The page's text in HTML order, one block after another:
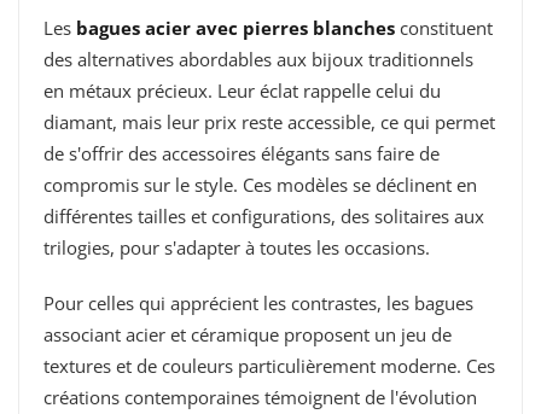
Les bagues acier avec pierres blanches constituent
des alternatives abordables aux bijoux traditionnels
en métaux précieux. Leur éclat rappelle celui du
diamant, mais leur prix reste accessible, ce qui permet
de s'offrir des accessoires élégants sans faire de
compromis sur le style. Ces modèles se déclinent en
différentes tailles et configurations, des solitaires aux
trilogies, pour s'adapter à toutes les occasions.
Pour celles qui apprécient les contrastes, les bagues
associant acier et céramique proposent un jeu de
textures et de couleurs particulièrement moderne. Ces
créations contemporaines témoignent de l'évolution